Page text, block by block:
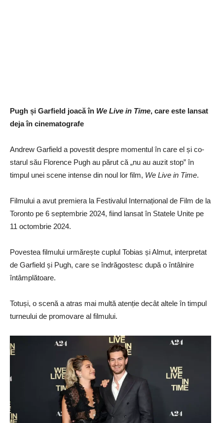
Pugh și Garfield joacă în We Live in Time, care este lansat
deja în cinematografe
Andrew Garfield a povestit despre momentul în care el și co-
starul său Florence Pugh au părut că „nu au auzit stop” în
timpul unei scene intense din noul lor film, We Live in Time.
Filmului a avut premiera la Festivalul Internațional de Film de la
Toronto pe 6 septembrie 2024, fiind lansat în Statele Unite pe
11 octombrie 2024.
Povestea filmului urmărește cuplul Tobias și Almut, interpretat
de Garfield și Pugh, care se îndrăgostesc după o întâlnire
întâmplătoare.
Totuși, o scenă a atras mai multă atenție decât altele în timpul
turneului de promovare al filmului.